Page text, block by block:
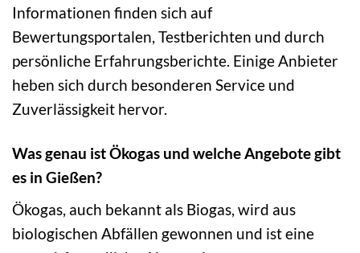
Informationen finden sich auf
Bewertungsportalen, Testberichten und durch
persönliche Erfahrungsberichte. Einige Anbieter
heben sich durch besonderen Service und
Zuverlässigkeit hervor.
Was genau ist Ökogas und welche Angebote gibt
es in Gießen?
Ökogas, auch bekannt als Biogas, wird aus
biologischen Abfällen gewonnen und ist eine